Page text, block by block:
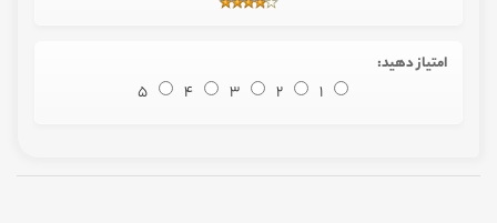
امتیاز دهید:
1
2
3
4
5